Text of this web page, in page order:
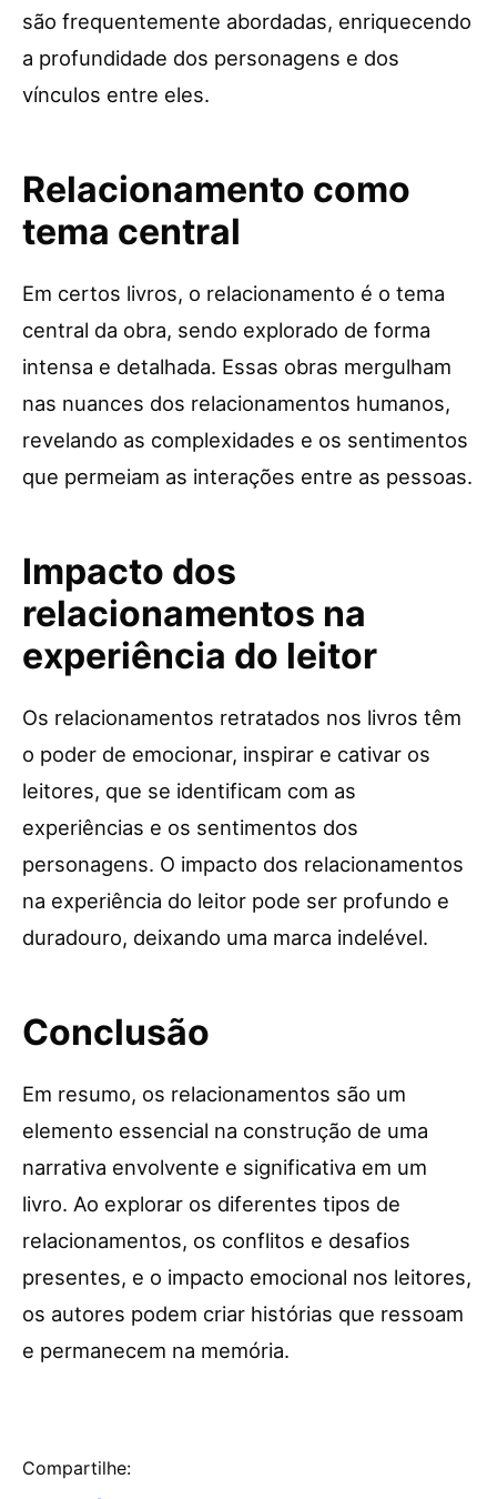
são frequentemente abordadas, enriquecendo
a profundidade dos personagens e dos
vínculos entre eles.
Relacionamento como
tema central
Em certos livros, o relacionamento é o tema
central da obra, sendo explorado de forma
intensa e detalhada. Essas obras mergulham
nas nuances dos relacionamentos humanos,
revelando as complexidades e os sentimentos
que permeiam as interações entre as pessoas.
Impacto dos
relacionamentos na
experiência do leitor
Os relacionamentos retratados nos livros têm
o poder de emocionar, inspirar e cativar os
leitores, que se identificam com as
experiências e os sentimentos dos
personagens. O impacto dos relacionamentos
na experiência do leitor pode ser profundo e
duradouro, deixando uma marca indelével.
Conclusão
Em resumo, os relacionamentos são um
elemento essencial na construção de uma
narrativa envolvente e significativa em um
livro. Ao explorar os diferentes tipos de
relacionamentos, os conflitos e desafios
presentes, e o impacto emocional nos leitores,
os autores podem criar histórias que ressoam
e permanecem na memória.
Compartilhe: